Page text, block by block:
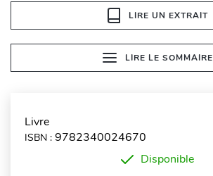
LIRE UN EXTRAIT
LIRE LE SOMMAIRE
Livre
ISBN : 9782340024670
Disponible